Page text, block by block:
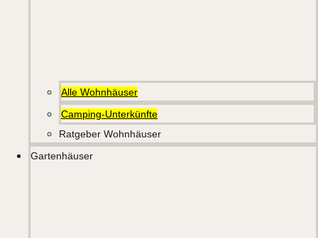
Alle Wohnhäuser
Camping-Unterkünfte
Ratgeber Wohnhäuser
Gartenhäuser